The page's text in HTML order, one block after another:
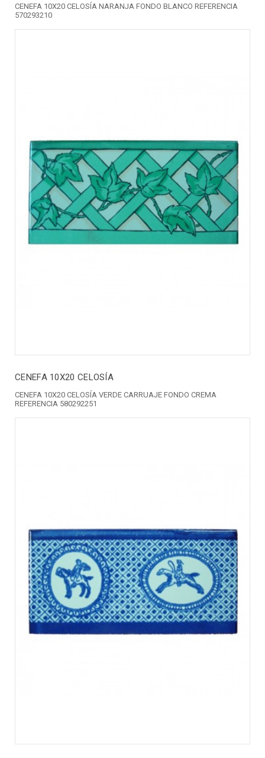
CENEFA 10X20 CELOSÍA NARANJA FONDO BLANCO REFERENCIA
570293210
CENEFA 10X20 CELOSÍA
CENEFA 10X20 CELOSÍA VERDE CARRUAJE FONDO CREMA
REFERENCIA 580292251